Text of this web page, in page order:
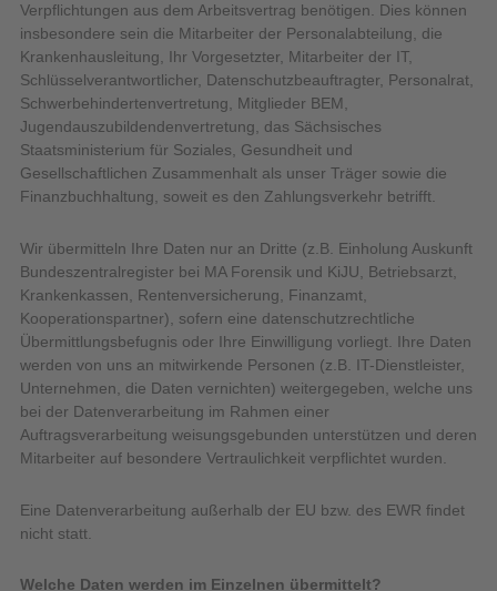
Verpflichtungen aus dem Arbeitsvertrag benötigen. Dies können
insbesondere sein die Mitarbeiter der Personalabteilung, die
Krankenhausleitung, Ihr Vorgesetzter, Mitarbeiter der IT,
Schlüsselverantwortlicher, Datenschutzbeauftragter, Personalrat,
Schwerbehindertenvertretung, Mitglieder BEM,
Jugendauszubildendenvertretung, das Sächsisches
Staatsministerium für Soziales, Gesundheit und
Gesellschaftlichen Zusammenhalt als unser Träger sowie die
Finanzbuchhaltung, soweit es den Zahlungsverkehr betrifft.
Wir übermitteln Ihre Daten nur an Dritte (z.B. Einholung Auskunft
Bundeszentralregister bei MA Forensik und KiJU, Betriebsarzt,
Krankenkassen, Rentenversicherung, Finanzamt,
Kooperationspartner), sofern eine datenschutzrechtliche
Übermittlungsbefugnis oder Ihre Einwilligung vorliegt. Ihre Daten
werden von uns an mitwirkende Personen (z.B. IT-Dienstleister,
Unternehmen, die Daten vernichten) weitergegeben, welche uns
bei der Datenverarbeitung im Rahmen einer
Auftragsverarbeitung weisungsgebunden unterstützen und deren
Mitarbeiter auf besondere Vertraulichkeit verpflichtet wurden.
Eine Datenverarbeitung außerhalb der EU bzw. des EWR findet
nicht statt.
Welche Daten werden im Einzelnen übermittelt?